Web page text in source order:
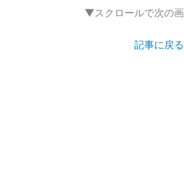
▼スクロールで次の
記事に戻る